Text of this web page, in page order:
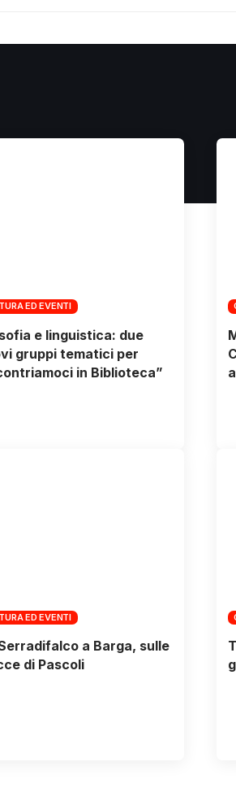
ED EVENTI
e linguistica: due
gruppi tematici per
in Biblioteca”
ED EVENTI
a Barga, sulle
di Pascoli